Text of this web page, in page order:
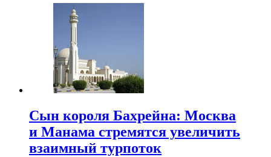
Сын короля Бахрейна: Москва
и Манама стремятся увеличить
взаимный турпоток